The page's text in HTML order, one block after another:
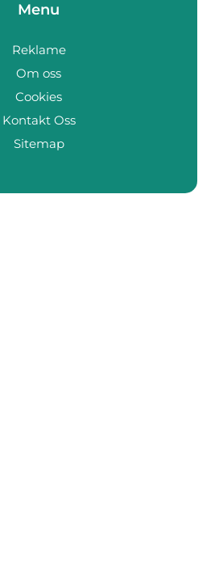
Menu
Reklame
Om oss
Cookies
Kontakt Oss
Sitemap